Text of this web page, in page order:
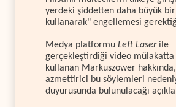
yerdeki şiddetten daha büyük
kullanarak" engellemesi
Medya platformu Left Laserile
gerçekleştirdiği video
kullanan Markuszower
azmettirici bu söylemleri
duyurusunda bulunulacağı